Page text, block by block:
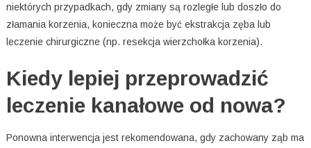
niektórych przypadkach, gdy zmiany są rozległe lub doszło do
złamania korzenia, konieczna może być ekstrakcja zęba lub
leczenie chirurgiczne (np. resekcja wierzchołka korzenia).
Kiedy lepiej przeprowadzić
leczenie kanałowe od nowa?
Ponowna interwencja jest rekomendowana, gdy zachowany ząb ma